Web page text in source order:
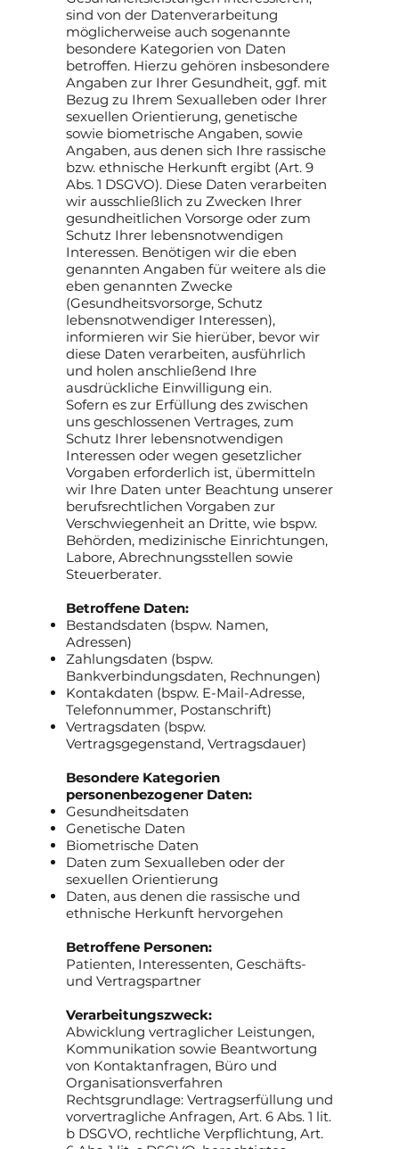
sind von der Datenverarbeitung
möglicherweise auch sogenannte
besondere Kategorien von Daten
betroffen. Hierzu gehören insbesondere
Angaben zur Ihrer Gesundheit, ggf. mit
Bezug zu Ihrem Sexualleben oder Ihrer
sexuellen Orientierung, genetische
sowie biometrische Angaben, sowie
Angaben, aus denen sich Ihre rassische
bzw. ethnische Herkunft ergibt (Art. 9
Abs. 1 DSGVO). Diese Daten verarbeiten
wir ausschließlich zu Zwecken Ihrer
gesundheitlichen Vorsorge oder zum
Schutz Ihrer lebensnotwendigen
Interessen. Benötigen wir die eben
genannten Angaben für weitere als die
eben genannten Zwecke
(Gesundheitsvorsorge, Schutz
lebensnotwendiger Interessen),
informieren wir Sie hierüber, bevor wir
diese Daten verarbeiten, ausführlich
und holen anschließend Ihre
ausdrückliche Einwilligung ein.
Sofern es zur Erfüllung des zwischen
uns geschlossenen Vertrages, zum
Schutz Ihrer lebensnotwendigen
Interessen oder wegen gesetzlicher
Vorgaben erforderlich ist, übermitteln
wir Ihre Daten unter Beachtung unserer
berufsrechtlichen Vorgaben zur
Verschwiegenheit an Dritte, wie bspw.
Behörden, medizinische Einrichtungen,
Labore, Abrechnungsstellen sowie
Steuerberater.
Betroffene Daten:
Bestandsdaten (bspw. Namen,
Adressen)
Zahlungsdaten (bspw.
Bankverbindungsdaten, Rechnungen)
Kontakdaten (bspw. E-Mail-Adresse,
Telefonnummer, Postanschrift)
Vertragsdaten (bspw.
Vertragsgegenstand, Vertragsdauer)
Besondere Kategorien
personenbezogener Daten:
Gesundheitsdaten
Genetische Daten
Biometrische Daten
Daten zum Sexualleben oder der
sexuellen Orientierung
Daten, aus denen die rassische und
ethnische Herkunft hervorgehen
Betroffene Personen:
Patienten, Interessenten, Geschäfts-
und Vertragspartner
Verarbeitungszweck:
Abwicklung vertraglicher Leistungen,
Kommunikation sowie Beantwortung
von Kontaktanfragen, Büro und
Organisationsverfahren
Rechtsgrundlage: Vertragserfüllung und
vorvertragliche Anfragen, Art. 6 Abs. 1 lit.
b DSGVO, rechtliche Verpflichtung, Art.